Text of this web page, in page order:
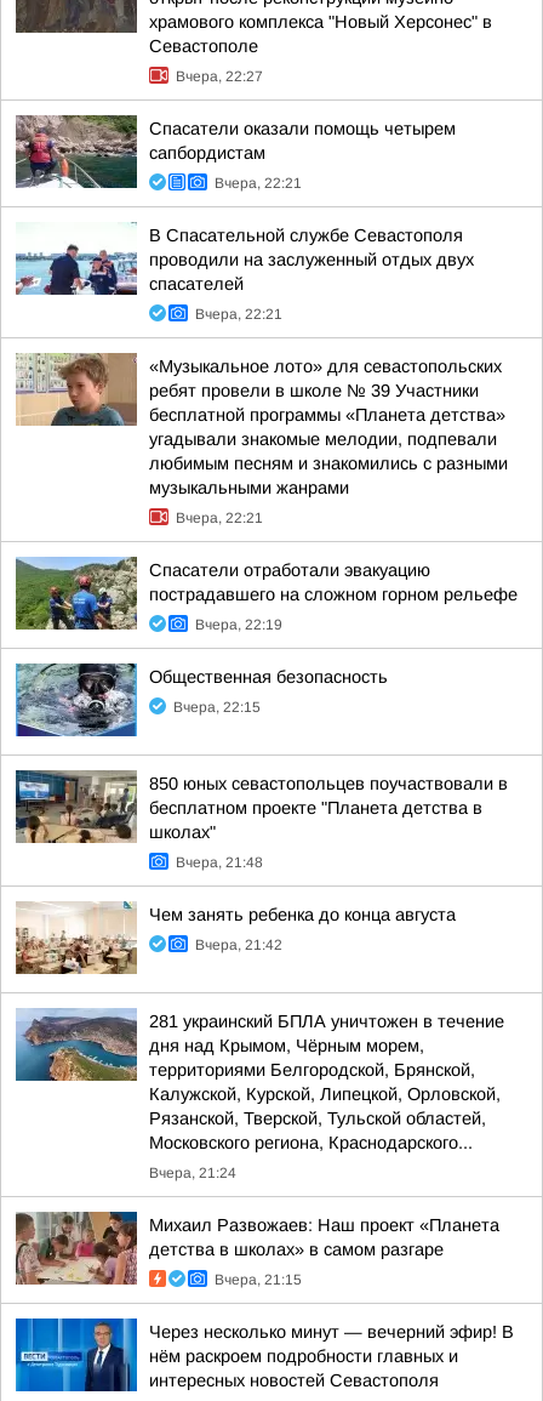
храмового комплекса "Новый Херсонес" в
Севастополе
Вчера, 22:27
Спасатели оказали помощь четырем
сапбордистам
Вчера, 22:21
В Спасательной службе Севастополя
проводили на заслуженный отдых двух
спасателей
Вчера, 22:21
«Музыкальное лото» для севастопольских
ребят провели в школе № 39 Участники
бесплатной программы «Планета детства»
угадывали знакомые мелодии, подпевали
любимым песням и знакомились с разными
музыкальными жанрами
Вчера, 22:21
Спасатели отработали эвакуацию
пострадавшего на сложном горном рельефе
Вчера, 22:19
Общественная безопасность
Вчера, 22:15
850 юных севастопольцев поучаствовали в
бесплатном проекте "Планета детства в
школах"
Вчера, 21:48
Чем занять ребенка до конца августа
Вчера, 21:42
281 украинский БПЛА уничтожен в течение
дня над Крымом, Чёрным морем,
территориями Белгородской, Брянской,
Калужской, Курской, Липецкой, Орловской,
Рязанской, Тверской, Тульской областей,
Московского региона, Краснодарского...
Вчера, 21:24
Михаил Развожаев: Наш проект «Планета
детства в школах» в самом разгаре
Вчера, 21:15
Через несколько минут — вечерний эфир! В
нём раскроем подробности главных и
интересных новостей Севастополя